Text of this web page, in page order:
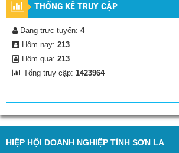
THỐNG KÊ TRUY CẬP
Đang trực tuyến: 4
Hôm nay: 213
Hôm qua: 213
Tổng truy cập: 1423964
HIỆP HỘI DOANH NGHIỆP TỈNH SƠN LA